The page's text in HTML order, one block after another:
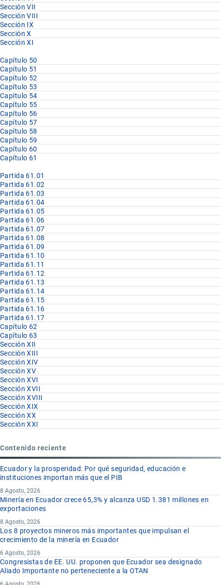
Sección VII
Sección VIII
Sección IX
Sección X
Sección XI
Capítulo 50
Capítulo 51
Capítulo 52
Capítulo 53
Capítulo 54
Capítulo 55
Capítulo 56
Capítulo 57
Capítulo 58
Capítulo 59
Capítulo 60
Capítulo 61
Partida 61.01
Partida 61.02
Partida 61.03
Partida 61.04
Partida 61.05
Partida 61.06
Partida 61.07
Partida 61.08
Partida 61.09
Partida 61.10
Partida 61.11
Partida 61.12
Partida 61.13
Partida 61.14
Partida 61.15
Partida 61.16
Partida 61.17
Capítulo 62
Capítulo 63
Sección XII
Sección XIII
Sección XIV
Sección XV
Sección XVI
Sección XVII
Sección XVIII
Sección XIX
Sección XX
Sección XXI
Contenido reciente
Ecuador y la prosperidad: Por qué seguridad, educación e
instituciones importan más que el PIB
8 Agosto, 2026
Minería en Ecuador crece 65,3% y alcanza USD 1.381 millones en
exportaciones
8 Agosto, 2026
Los 8 proyectos mineros más importantes que impulsan el
crecimiento de la minería en Ecuador
6 Agosto, 2026
Congresistas de EE. UU. proponen que Ecuador sea designado
Aliado Importante no perteneciente a la OTAN